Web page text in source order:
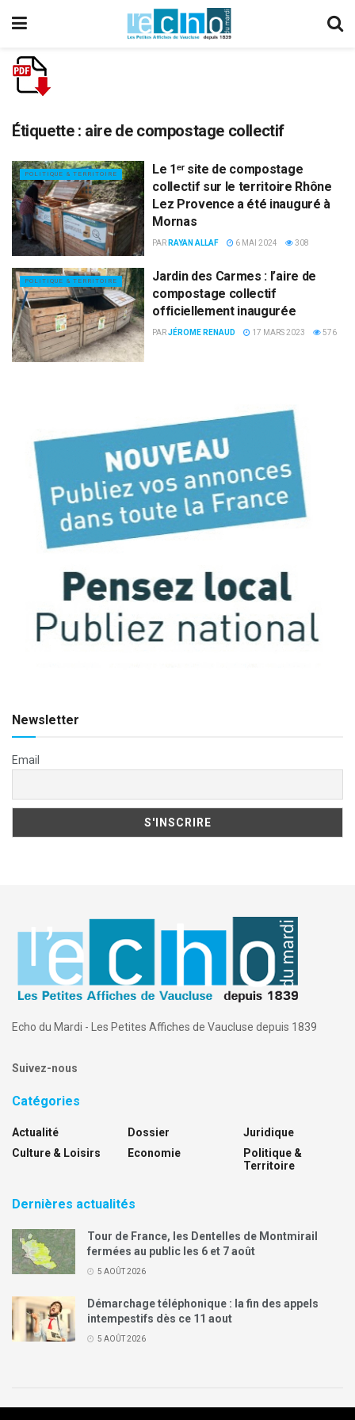
Étiquette : aire de compostage collectif
POLITIQUE & TERRITOIRE
Le 1ᵉʳ site de compostage
collectif sur le territoire Rhône
Lez Provence a été inauguré à
Mornas
PAR RAYAN ALLAF 6 MAI 2024 308
POLITIQUE & TERRITOIRE
Jardin des Carmes : l’aire de
compostage collectif
officiellement inaugurée
PARJÉROME RENAUD 17 MARS 2023 576
Newsletter
Email
Echo du Mardi - Les Petites Affiches de Vaucluse depuis 1839
Suivez-nous
Catégories
Actualité
Culture & Loisirs
Dossier
Economie
Juridique
Politique &
Territoire
Dernières actualités
Tour de France, les Dentelles de Montmirail
fermées au public les 6 et 7 août
5 AOÛT 2026
Démarchage téléphonique : la fin des appels
intempestifs dès ce 11 aout
5 AOÛT 2026